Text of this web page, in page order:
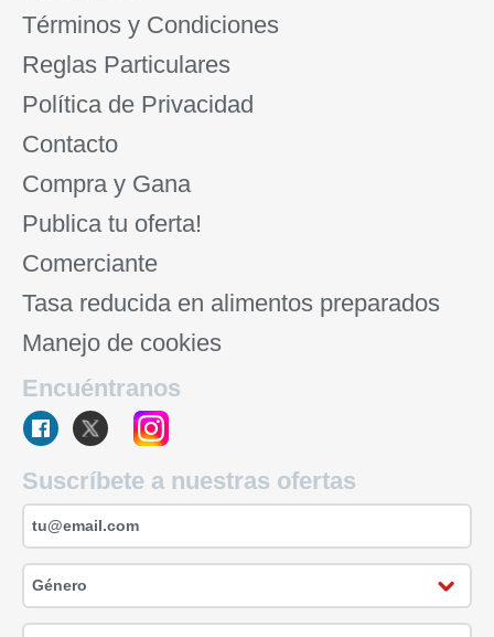
Términos y Condiciones
Reglas Particulares
Política de Privacidad
Contacto
Compra y Gana
Publica tu oferta!
Comerciante
Tasa reducida en alimentos preparados
Manejo de cookies
Encuéntranos
Suscríbete a nuestras ofertas